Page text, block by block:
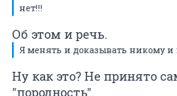
нет!!!
Об этом и речь.
Я менять и доказывать никому и
Ну как это? Не принято
"породность".